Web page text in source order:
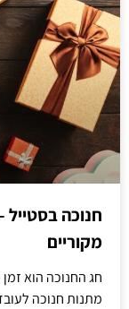
חנוכה
מקוריים
חג החנוכה הוא
מתנות חנוכה